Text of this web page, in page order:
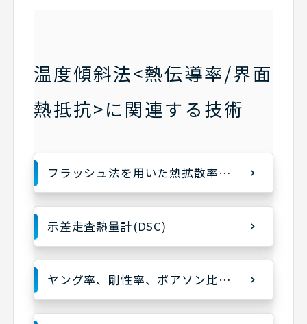
温度傾斜法<熱伝導率/界面
熱抵抗>に関連する技術
フラッシュ法を用いた熱拡散率・熱伝導率測定
示差走査熱量計(DSC)
ヤング率、剛性率、ポアソン比、内部摩擦測定